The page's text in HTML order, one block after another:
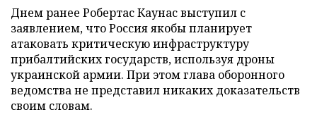
Днем ранее Робертас Каунас выступил с
заявлением, что Россия якобы планирует
атаковать критическую инфраструктуру
прибалтийских государств, используя дроны
украинской армии. При этом глава оборонного
ведомства не представил никаких доказательств
своим словам.